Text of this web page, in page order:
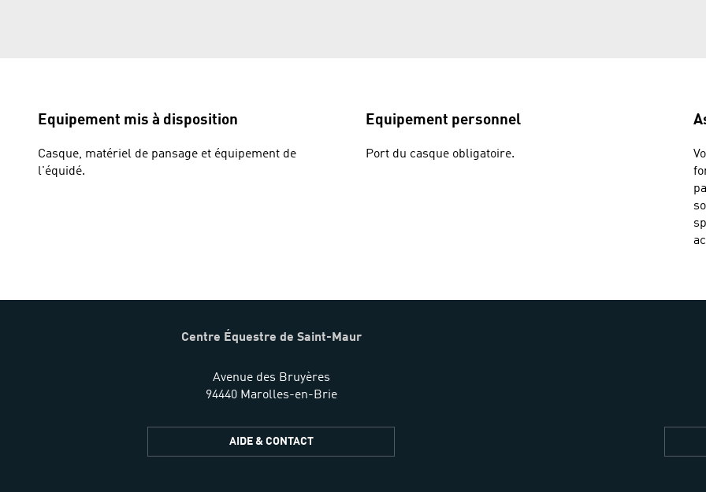
Equipement mis à disposition
Casque, matériel de pansage et équipement de
l'équidé.
Equipement personnel
Port du casque obligatoire.
Centre Équestre de Saint-Maur
Avenue des Bruyères
94440 Marolles-en-Brie
AIDE & CONTACT